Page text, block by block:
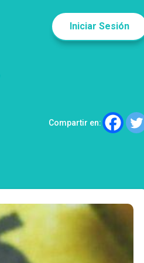
Iniciar Sesión
Compartir en: